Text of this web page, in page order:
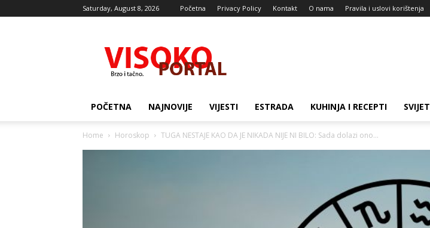
Saturday, August 8, 2026 Početna Privacy Policy Kontakt O nama Pravila i uslovi korištenja
portal
POČETNA NAJNOVIJE VIJESTI ESTRADA KUHINJA I RECEPTI SVIJET
Home Horoskop TUGA NESTAJE KAO DA JE NIKADA NIJE NI BILO: Sada dolazi ono...